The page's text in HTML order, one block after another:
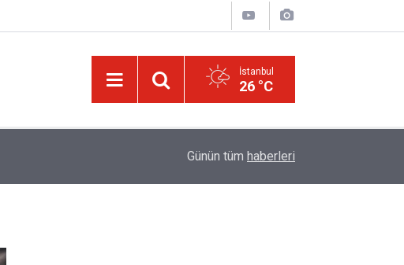
İstanbul
26 °C
Gazze'de umudunu yitirmeyen arıcı, mesleğini
Günün tüm haberleri